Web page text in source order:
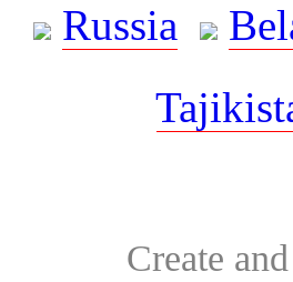
Russia
Create